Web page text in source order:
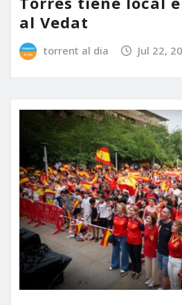
al Vedat
torrent al dia Jul 22,